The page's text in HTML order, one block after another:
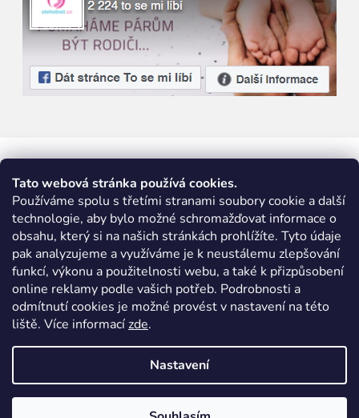
Tato webová stránka používá cookies.
Používáme spolu s třetími stranami soubory cookie a další
technologie, aby bylo možné schromažďovat informace o
obsahu, který si na našich stránkách prohlížíte. Tyto údaje
pak analyzujeme a využíváme je k neustálemu zlepšování
funkcí, výkonu a použitelnosti webu, a také k přizpůsobení
online reklamy podle vašich potřeb. Podrobnosti a
odmítnutí cookies je možné provést v nastavení na této
liště. Více informacízde.
Nastavení
Vytvořil Shoptet |Nakódoval eshopGuru